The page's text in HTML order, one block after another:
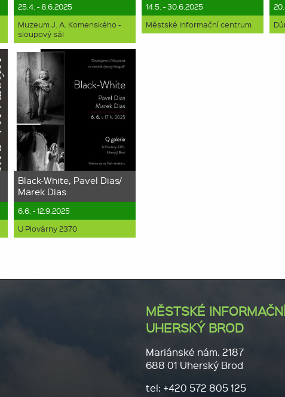
25.4. - 8.6.2025
Muzeum J. A. Komenského -
sloupový sál
14.5. - 30.6.2025
Městské informační centrum
Black-White, Pavel Dias/
Marek Dias
6.6. - 12.9.2025
U Plovárny 2370
MĚSTSKÉ
UHERSKÝ BROD
Mariánské nám. 2187
688 01 Uherský Brod
tel: +420 572 805 125